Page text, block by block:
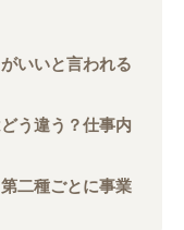
いいと言われる
う違う？仕事内
二種ごとに事業